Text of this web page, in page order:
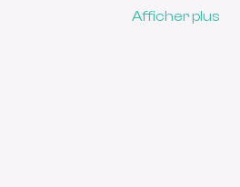
Afficher plus